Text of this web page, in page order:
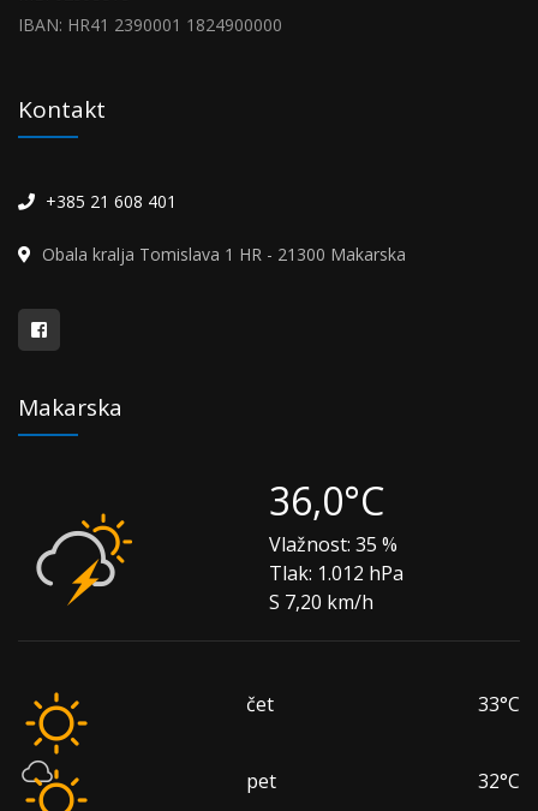
IBAN: HR41 2390001 1824900000
Kontakt
+385 21 608 401
Obala kralja Tomislava 1 HR - 21300 Makarska
Makarska
36,0°C
Vlažnost: 35 %
Tlak: 1.012 hPa
S 7,20 km/h
čet 33°C
pet 32°C